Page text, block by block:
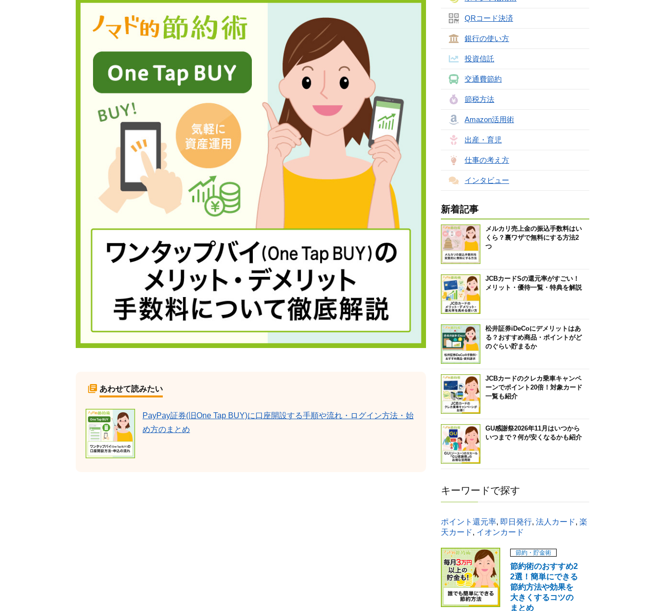
あわせて読みたい
PayPay証券(旧One Tap BUY)に口座開設する手順や流れ・ログイン方法・始
め方のまとめ
QRコード決済
銀行の使い方
投資信託
交通費節約
節税方法
Amazon活用術
出産・育児
仕事の考え方
インタビュー
新着記事
メルカリ売上金の振込手数料はい
くら？裏ワザで無料にする方法2
つ
JCBカードSの還元率がすごい！
メリット・優待一覧・特典を解説
松井証券iDeCoにデメリットはあ
る？おすすめ商品・ポイントがど
のぐらい貯まるか
JCBカードのクレカ乗車キャンペ
ーンでポイント20倍！対象カード
一覧も紹介
GU感謝祭2026年11月はいつから
いつまで？何が安くなるかも紹介
キーワードで探す
ポイント還元率, 即日発行, 法人カード, 楽
天カード, イオンカード
節約・貯金術
節約術のおすすめ2
2選！簡単にできる
節約方法や効果を
大きくするコツの
まとめ